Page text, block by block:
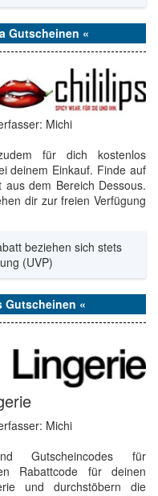
Gutscheinen «
Michi
für dich kostenlos
deinem Einkauf. Finde auf
dem Bereich Dessous.
dir zur freien Verfügung
beziehen sich stets
(UVP)
Gutscheinen «
Michi
Gutscheincodes für
Rabattcode für deinen
und durchstöbern die